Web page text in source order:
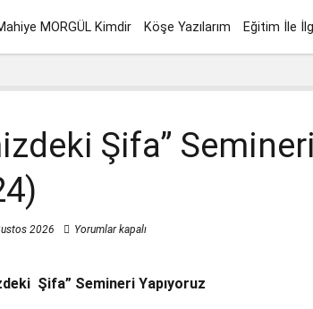
MORGÜL Kimdir Köşe Yazılarım Eğitim İle
Şifa” Semineri
2026 Yorumlar kapalı
Şifa” Semineri Yapıyoruz